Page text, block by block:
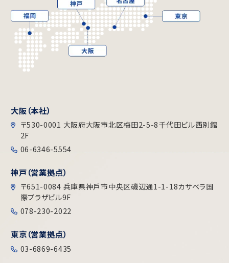
大阪（本社）
〒530-0001 大阪府大阪市北区梅田2-5-8千代田ビル⻄別館
2F
06-6346-5554
神戸（営業拠点）
〒651-0084 兵庫県神戶市中央区磯辺通1-1-18カサベラ国
際プラザビル9F
078-230-2022
東京（営業拠点）
03-6869-6435